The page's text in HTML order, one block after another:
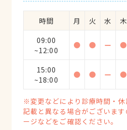
時間 月 火 水 木
09:00
~12:00
● ● ー ●
15:00
~18:00
● ● ー ●
※変更などにより診療時間・休
記載と異なる場合がございま
ージなどをご確認ください。